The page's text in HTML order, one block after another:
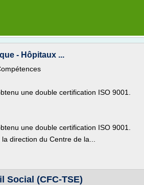
- Hôpitaux ...
une double certification ISO 9001.
une double certification ISO 9001.
direction du Centre de la...
Social (CFC-TSE)